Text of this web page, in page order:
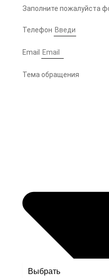
Заполните пожалуйста
Телефон
Email
Тема обращения